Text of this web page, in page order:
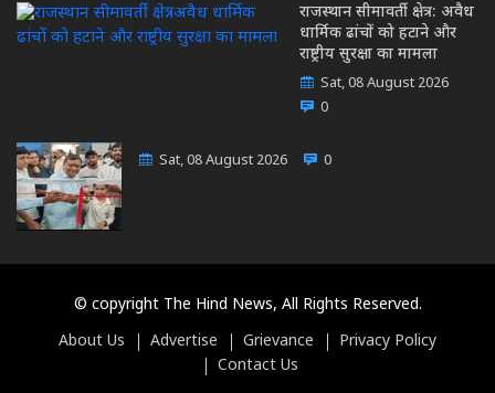
राजस्थान सीमावर्ती क्षेत्र: अवैध
धार्मिक ढांचों को हटाने और
राष्ट्रीय सुरक्षा का मामला
Sat, 08 August 2026
0
Sat, 08 August 2026 0
© copyright The Hind News, All Rights Reserved.
About Us
Advertise Grievance
Privacy Policy
Contact Us